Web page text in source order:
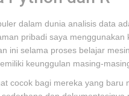
dalam dunia analisis data
pribadi saya menggunakan
ini selama proses belajar
keunggulan masing-
cocok bagi mereka yang baru